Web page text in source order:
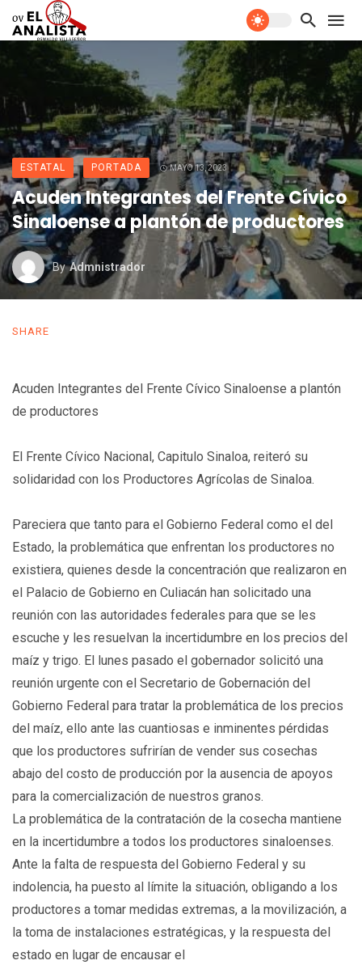
ESTATAL PORTADA MAYO 13, 2023
Acuden Integrantes del Frente Cívico
Sinaloense a plantón de productores
By Admnistrador
SHARE
Acuden Integrantes del Frente Cívico Sinaloense a plantón
de productores
El Frente Cívico Nacional, Capitulo Sinaloa, reiteró su
solidaridad con los Productores Agrícolas de Sinaloa.
Pareciera que tanto para el Gobierno Federal como el del
Estado, la problemática que enfrentan los productores no
existiera, quienes desde la concentración que realizaron en
el Palacio de Gobierno en Culiacán han solicitado una
reunión con las autoridades federales para que se les
escuche y les resuelvan la incertidumbre en los precios del
maíz y trigo. El lunes pasado el gobernador solicitó una
reunión urgente con el Secretario de Gobernación del
Gobierno Federal para tratar la problemática de los precios
del maíz, ello ante las cuantiosas e inminentes pérdidas
que los productores sufrirían de vender sus cosechas
abajo del costo de producción por la ausencia de apoyos
para la comercialización de nuestros granos.
La problemática de la contratación de la cosecha mantiene
en la incertidumbre a todos los productores sinaloenses.
Ante la falta de respuesta del Gobierno Federal y su
indolencia, ha puesto al límite la situación, obligando a los
productores a tomar medidas extremas, a la movilización, a
la toma de instalaciones estratégicas, y la respuesta del
estado en lugar de encausar el